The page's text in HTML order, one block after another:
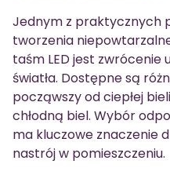
Jednym z praktycznych
tworzenia
taśm LED jest zwrócenie
światła. Dostępne są
począwszy od ciepłej
chłodną biel. Wybór
ma kluczowe znaczenie
nastrój w pomieszczeniu.